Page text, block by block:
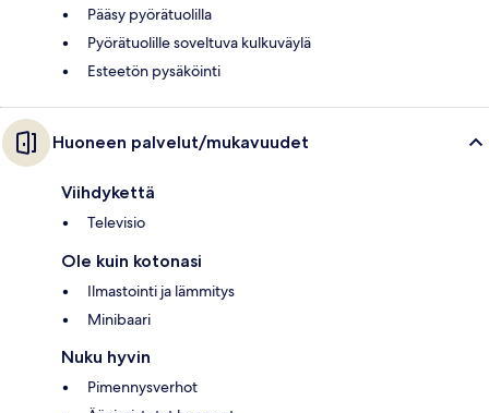
Pääsy pyörätuolilla
Pyörätuolille soveltuva kulkuväylä
Esteetön pysäköinti
Huoneen palvelut/mukavuudet
Viihdykettä
Televisio
Ole kuin kotonasi
Ilmastointi ja lämmitys
Minibaari
Nuku hyvin
Pimennysverhot